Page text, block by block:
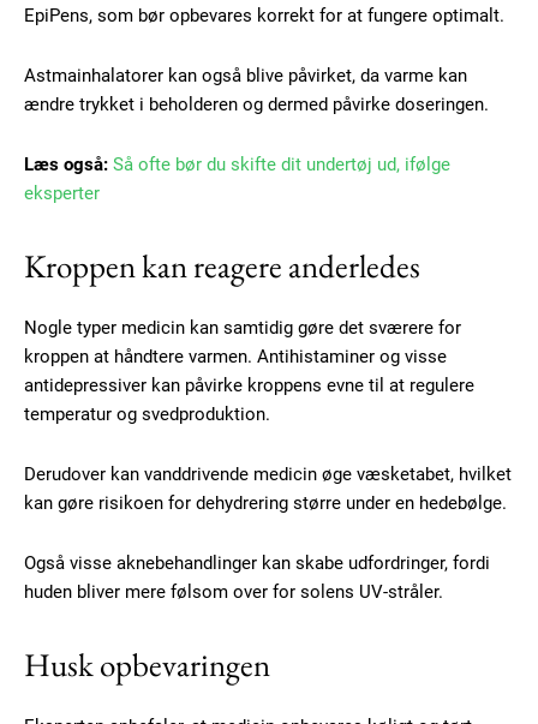
Subscription Plans
EpiPens, som bør opbevares korrekt for at fungere optimalt.
Astmainhalatorer kan også blive påvirket, da varme kan
ændre trykket i beholderen og dermed påvirke doseringen.
Læs også: Så ofte bør du skifte dit undertøj ud, ifølge
eksperter
Kroppen kan reagere anderledes
Nogle typer medicin kan samtidig gøre det sværere for
kroppen at håndtere varmen. Antihistaminer og visse
antidepressiver kan påvirke kroppens evne til at regulere
temperatur og svedproduktion.
Derudover kan vanddrivende medicin øge væsketabet, hvilket
kan gøre risikoen for dehydrering større under en hedebølge.
Også visse aknebehandlinger kan skabe udfordringer, fordi
huden bliver mere følsom over for solens UV-stråler.
Husk opbevaringen